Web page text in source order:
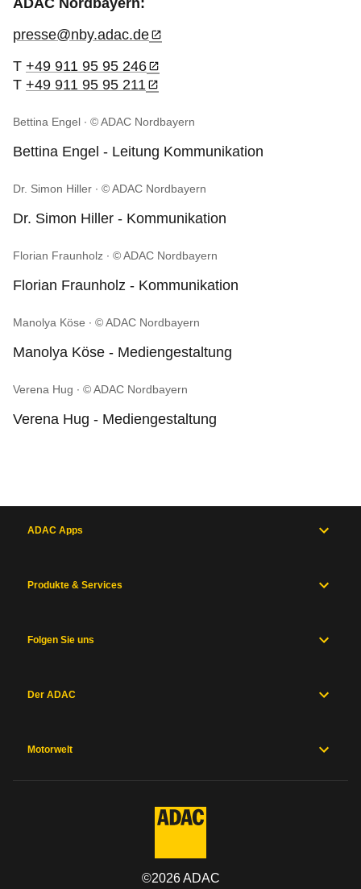
ADAC Nordbayern:
presse@nby.adac.de
T +49 911 95 95 246
T +49 911 95 95 211
Bettina Engel © ADAC Nordbayern
Bettina Engel - Leitung Kommunikation
Dr. Simon Hiller © ADAC Nordbayern
Dr. Simon Hiller - Kommunikation
Florian Fraunholz © ADAC Nordbayern
Florian Fraunholz - Kommunikation
Manolya Köse © ADAC Nordbayern
Manolya Köse - Mediengestaltung
Verena Hug © ADAC Nordbayern
Verena Hug - Mediengestaltung
ADAC Apps
Produkte & Services
Folgen Sie uns
Der ADAC
Motorwelt
©2026ADAC